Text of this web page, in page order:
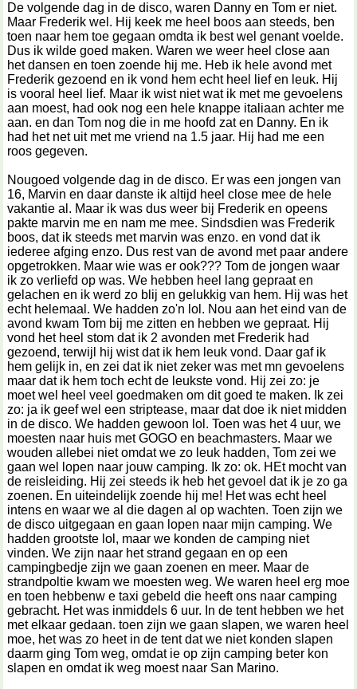
De volgende dag in de disco, waren Danny en Tom er niet.
Maar Frederik wel. Hij keek me heel boos aan steeds, ben
toen naar hem toe gegaan omdta ik best wel genant voelde.
Dus ik wilde goed maken. Waren we weer heel close aan
het dansen en toen zoende hij me. Heb ik hele avond met
Frederik gezoend en ik vond hem echt heel lief en leuk. Hij
is vooral heel lief. Maar ik wist niet wat ik met me gevoelens
aan moest, had ook nog een hele knappe italiaan achter me
aan. en dan Tom nog die in me hoofd zat en Danny. En ik
had het net uit met me vriend na 1.5 jaar. Hij had me een
roos gegeven.
Nougoed volgende dag in de disco. Er was een jongen van
16, Marvin en daar danste ik altijd heel close mee de hele
vakantie al. Maar ik was dus weer bij Frederik en opeens
pakte marvin me en nam me mee. Sindsdien was Frederik
boos, dat ik steeds met marvin was enzo. en vond dat ik
iederee afging enzo. Dus rest van de avond met paar andere
opgetrokken. Maar wie was er ook??? Tom de jongen waar
ik zo verliefd op was. We hebben heel lang gepraat en
gelachen en ik werd zo blij en gelukkig van hem. Hij was het
echt helemaal. We hadden zo'n lol. Nou aan het eind van de
avond kwam Tom bij me zitten en hebben we gepraat. Hij
vond het heel stom dat ik 2 avonden met Frederik had
gezoend, terwijl hij wist dat ik hem leuk vond. Daar gaf ik
hem gelijk in, en zei dat ik niet zeker was met mn gevoelens
maar dat ik hem toch echt de leukste vond. Hij zei zo: je
moet wel heel veel goedmaken om dit goed te maken. Ik zei
zo: ja ik geef wel een striptease, maar dat doe ik niet midden
in de disco. We hadden gewoon lol. Toen was het 4 uur, we
moesten naar huis met GOGO en beachmasters. Maar we
wouden allebei niet omdat we zo leuk hadden, Tom zei we
gaan wel lopen naar jouw camping. Ik zo: ok. HEt mocht van
de reisleiding. Hij zei steeds ik heb het gevoel dat ik je zo ga
zoenen. En uiteindelijk zoende hij me! Het was echt heel
intens en waar we al die dagen al op wachten. Toen zijn we
de disco uitgegaan en gaan lopen naar mijn camping. We
hadden grootste lol, maar we konden de camping niet
vinden. We zijn naar het strand gegaan en op een
campingbedje zijn we gaan zoenen en meer. Maar de
strandpoltie kwam we moesten weg. We waren heel erg moe
en toen hebbenw e taxi gebeld die heeft ons naar camping
gebracht. Het was inmiddels 6 uur. In de tent hebben we het
met elkaar gedaan. toen zijn we gaan slapen, we waren heel
moe, het was zo heet in de tent dat we niet konden slapen
daarm ging Tom weg, omdat ie op zijn camping beter kon
slapen en omdat ik weg moest naar San Marino.